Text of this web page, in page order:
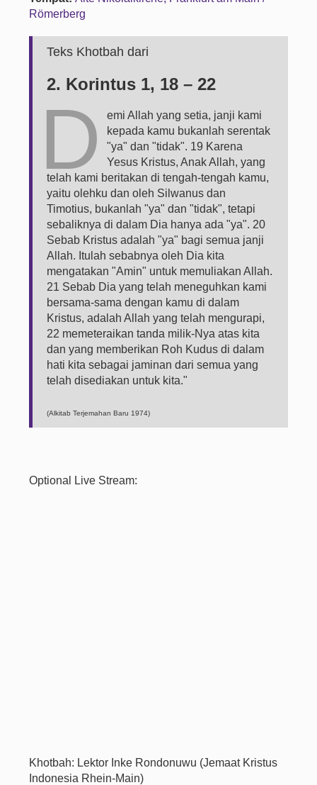
Römerberg
Teks Khotbah dari
2. Korintus 1, 18 – 22
D
emi Allah yang setia, janji kami
kepada kamu bukanlah serentak
"ya" dan "tidak". 19 Karena
Yesus Kristus, Anak Allah, yang
telah kami beritakan di tengah-tengah kamu,
yaitu olehku dan oleh Silwanus dan
Timotius, bukanlah "ya" dan "tidak", tetapi
sebaliknya di dalam Dia hanya ada "ya". 20
Sebab Kristus adalah "ya" bagi semua janji
Allah. Itulah sebabnya oleh Dia kita
mengatakan "Amin" untuk memuliakan Allah.
21 Sebab Dia yang telah meneguhkan kami
bersama-sama dengan kamu di dalam
Kristus, adalah Allah yang telah mengurapi,
22 memeteraikan tanda milik-Nya atas kita
dan yang memberikan Roh Kudus di dalam
hati kita sebagai jaminan dari semua yang
telah disediakan untuk kita."
(Alkitab Terjemahan Baru 1974)
Optional Live Stream:
Khotbah: Lektor Inke Rondonuwu (Jemaat Kristus
Indonesia Rhein-Main)